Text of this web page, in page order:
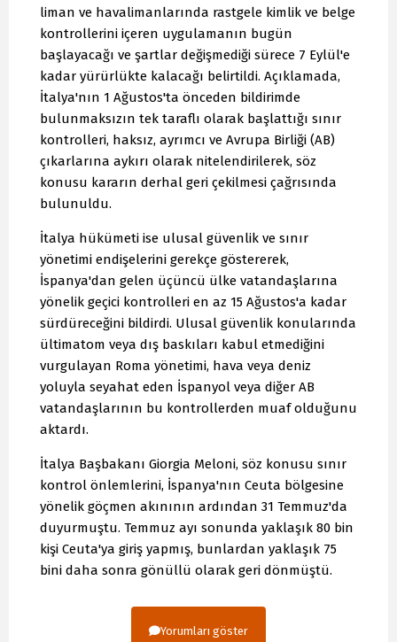
liman ve havalimanlarında rastgele kimlik ve belge
kontrollerini içeren uygulamanın bugün
başlayacağı ve şartlar değişmediği sürece 7 Eylül'e
kadar yürürlükte kalacağı belirtildi. Açıklamada,
İtalya'nın 1 Ağustos'ta önceden bildirimde
bulunmaksızın tek taraflı olarak başlattığı sınır
kontrolleri, haksız, ayrımcı ve Avrupa Birliği (AB)
çıkarlarına aykırı olarak nitelendirilerek, söz
konusu kararın derhal geri çekilmesi çağrısında
bulunuldu.
İtalya hükümeti ise ulusal güvenlik ve sınır
yönetimi endişelerini gerekçe göstererek,
İspanya'dan gelen üçüncü ülke vatandaşlarına
yönelik geçici kontrolleri en az 15 Ağustos'a kadar
sürdüreceğini bildirdi. Ulusal güvenlik konularında
ültimatom veya dış baskıları kabul etmediğini
vurgulayan Roma yönetimi, hava veya deniz
yoluyla seyahat eden İspanyol veya diğer AB
vatandaşlarının bu kontrollerden muaf olduğunu
aktardı.
İtalya Başbakanı Giorgia Meloni, söz konusu sınır
kontrol önlemlerini, İspanya'nın Ceuta bölgesine
yönelik göçmen akınının ardından 31 Temmuz'da
duyurmuştu. Temmuz ayı sonunda yaklaşık 80 bin
kişi Ceuta'ya giriş yapmış, bunlardan yaklaşık 75
bini daha sonra gönüllü olarak geri dönmüştü.
Yorumları göster